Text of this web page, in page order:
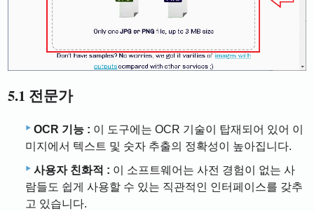
5.1 전문가
OCR 기능 : 이 도구에는 OCR 기술이 탑재되어 있어 이
미지에서 텍스트 및 숫자 추출의 정확성이 높아집니다.
사용자 친화적 : 이 소프트웨어는 사전 경험이 없는 사
람들도 쉽게 사용할 수 있는 직관적인 인터페이스를 갖추
고 있습니다.